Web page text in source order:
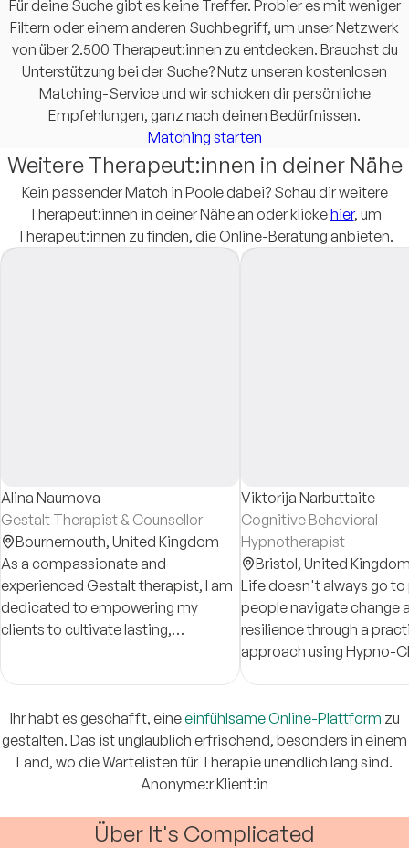
Für deine Suche gibt es keine Treffer. Probier es mit weniger
Filtern oder einem anderen Suchbegriff, um unser Netzwerk
von über 2.500 Therapeut:innen zu entdecken. Brauchst du
Unterstützung bei der Suche? Nutz unseren kostenlosen
Matching-Service und wir schicken dir persönliche
Empfehlungen, ganz nach deinen Bedürfnissen.
Matching starten
Weitere Therapeut:innen in deiner Nähe
Kein passender Match in Poole dabei? Schau dir weitere
Therapeut:innen in deiner Nähe an oder klickehier, um
Therapeut:innen zu finden, die Online-Beratung anbieten.
Alina Naumova
Gestalt Therapist & Counsellor
Bournemouth, United Kingdom
As a compassionate and
experienced Gestalt therapist, I am
dedicated to empowering my
clients to cultivate lasting,
Viktorija Narbuttaite
Cognitive Behavioral
Hypnotherapist
Bristol, United
Life doesn't always go to
people navigate change
resilience through a
approach using Hypno-
Ihr habt es geschafft, eineeinfühlsame Online-Plattform zu
gestalten. Das ist unglaublich erfrischend, besonders in einem
Land, wo die Wartelisten für Therapie unendlich lang sind.
Anonyme:r Klient:in
Über It's Complicated